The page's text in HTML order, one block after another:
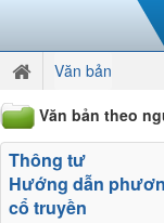
Văn bản
Văn bản theo
Thông tư
Hướng dẫn
cổ truyền